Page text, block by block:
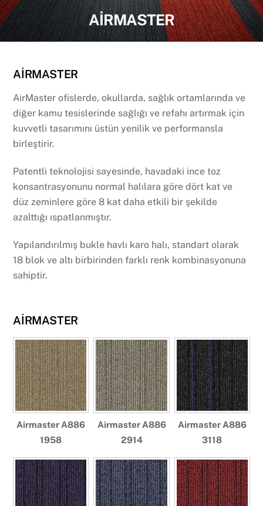
AİRMASTER
AİRMASTER
AirMaster ofislerde, okullarda, sağlık ortamlarında ve
diğer kamu tesislerinde sağlığı ve refahı artırmak için
kuvvetli tasarımını üstün yenilik ve performansla
birleştirir.
Patentli teknolojisi sayesinde, havadaki ince toz
konsantrasyonunu normal halılara göre dört kat ve
düz zeminlere göre 8 kat daha etkili bir şekilde
azalttığı ıspatlanmıştır.
Yapılandırılmış bukle havlı karo halı, standart olarak
18 blok ve altı birbirinden farklı renk kombinasyonuna
sahiptir.
AİRMASTER
Airmaster A886
1958
Airmaster A886
2914
Airmaster A886
3118